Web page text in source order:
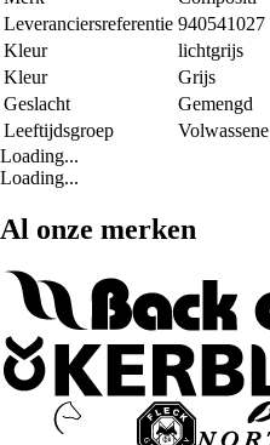
Leveranciersreferentie 940541027
Kleur
lichtgrijs
Kleur
Grijs
Geslacht
Gemengd
Leeftijdsgroep
Volwassene
Loading...
Loading...
Al onze merken